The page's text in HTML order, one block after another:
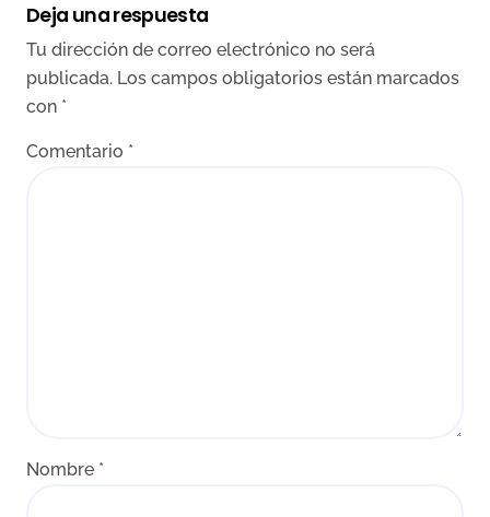
Deja una respuesta
Tu dirección de correo electrónico no será
publicada. Los campos obligatorios están marcados
con *
Comentario *
Nombre *